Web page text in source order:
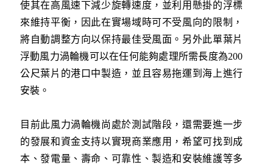
使其在高風速下減少旋轉速度，並利用懸掛的浮標
來維持平衡，因此在實場域時可不受風向的限制，
將自動調整方向以保持最佳受風面。另外此單葉片
浮動風力渦輪機可以在任何能夠處理所需長度為200
公尺葉片的港口中製造，並且容易拖運到海上進行
安裝。
目前此風力渦輪機尚處於測試階段，還需要進一步
的發展和資金支持以實現商業應用，希望可找到成
本、發電量、壽命、可靠性、製造和安裝維護等多